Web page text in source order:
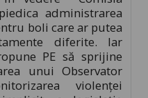
administrarea
boli care ar putea
diferite. Iar
PE să sprijine
unui Observator
violenţei